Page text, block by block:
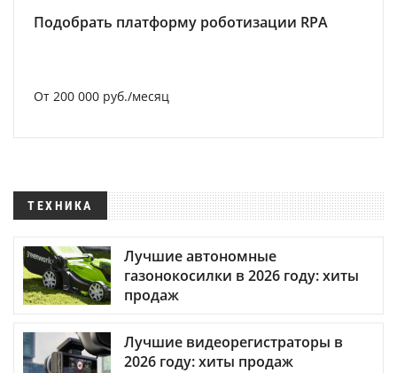
Подобрать платформу роботизации RPA
От 200 000 руб./месяц
ТЕХНИКА
Лучшие автономные
газонокосилки в 2026 году: хиты
продаж
Лучшие видеорегистраторы в
2026 году: хиты продаж